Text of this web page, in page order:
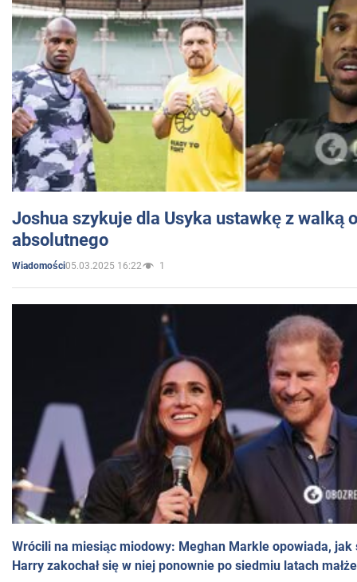
Joshua szykuje dla Usyka ustawkę z walką
absolutnego
Wiadomości05.03.2025 16:22 1
Wrócili na miesiąc miodowy: Meghan Markle opowiada, jak
Harry zakochał się w niej ponownie po siedmiu latach